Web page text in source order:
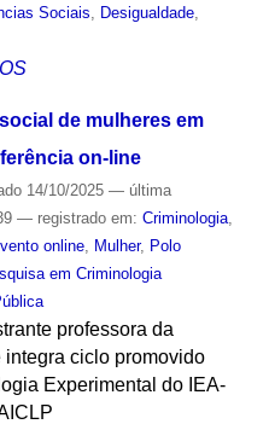
Sociais Desigualdade,
de mulheres em
on-line
14/10/2025 — última
— registrado em: Criminologia,
online, Mulher, Polo
em Criminologia
professora da
integra ciclo promovido
Experimental do IEA-